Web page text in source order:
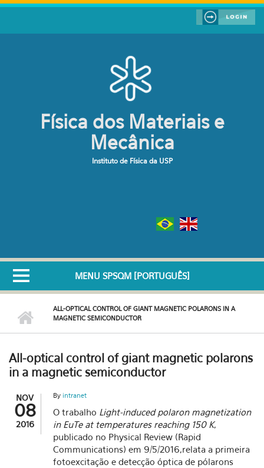
Pular para o conteúdo principal
Física dos Materiais e
Mecânica
Instituto de Física da USP
MENU SPSQM [PORTUGUÊS]
ALL-OPTICAL CONTROL OF GIANT MAGNETIC POLARONS IN A
MAGNETIC SEMICONDUCTOR
All-optical control of giant magnetic polarons
in a magnetic semiconductor
NOV
08
2016
By intranet
O trabalho Light-induced polaron magnetization
in EuTe at temperatures reaching 150 K,
publicado no Physical Review (Rapid
Communications) em 9/5/2016,relata a primeira
fotoexcitação e detecção óptica de pólarons